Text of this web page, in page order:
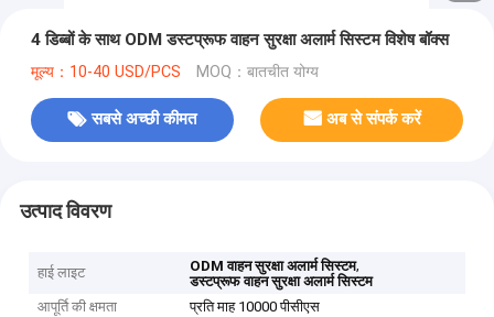
4 डिब्बों के साथ ODM डस्टप्रूफ वाहन सुरक्षा अलार्म सिस्टम विशेष बॉक्स
मूल्य：10-40 USD/PCS MOQ：बातचीत योग्य
सबसे अच्छी कीमत अब से संपर्क करें
उत्पाद विवरण
हाई लाइट ODM वाहन सुरक्षा अलार्म सिस्टम,
डस्टप्रूफ वाहन सुरक्षा अलार्म सिस्टम
आपूर्ति की क्षमता
प्रति माह 10000 पीसीएस